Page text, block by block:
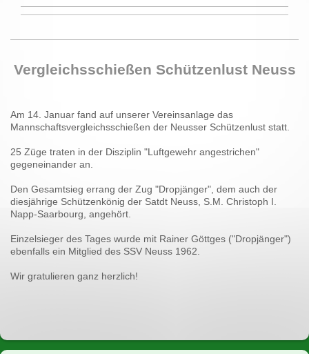
Vergleichsschießen Schützenlust Neuss
Am 14. Januar fand auf unserer Vereinsanlage das
Mannschaftsvergleichsschießen der Neusser Schützenlust statt.
25 Züge traten in der Disziplin "Luftgewehr angestrichen"
gegeneinander an.
Den Gesamtsieg errang der Zug "Dropjänger", dem auch der
diesjährige Schützenkönig der Satdt Neuss, S.M. Christoph I.
Napp-Saarbourg, angehört.
Einzelsieger des Tages wurde mit Rainer Göttges ("Dropjänger")
ebenfalls ein Mitglied des SSV Neuss 1962.
Wir gratulieren ganz herzlich!